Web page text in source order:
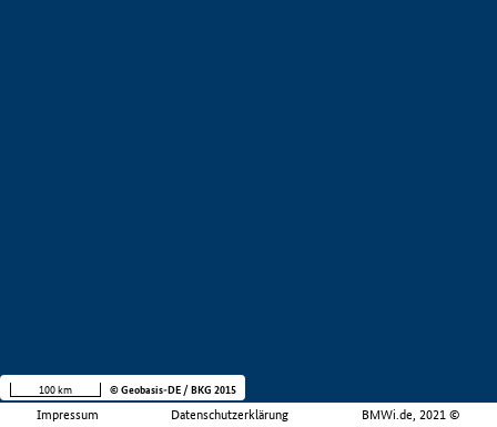
Impressum Datenschutzerklärung BMWi.de, 2021 ©
100 km © Geobasis-DE / BKG 2015